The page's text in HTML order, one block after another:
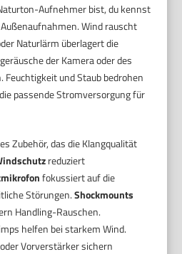
Aufnehmer bist, du kennst
Wind rauscht
Naturlärm überlagert die
der Kamera oder des
und Staub bedrohen
passende Stromversorgung für
Zubehör, das die Klangqualität
reduziert
fokussiert auf die
Störungen.Shockmounts
Handling-Rauschen.
helfen bei starkem Wind.
oder Vorverstärker sichern